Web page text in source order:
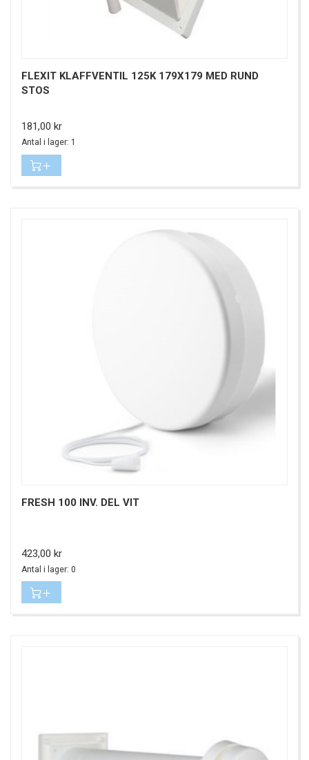
FLEXIT KLAFFVENTIL 125K 179X179 MED RUND
STOS
Pris
181,00 kr
Antal i lager: 1
FRESH 100 INV. DEL VIT
Pris
423,00 kr
Antal i lager: 0